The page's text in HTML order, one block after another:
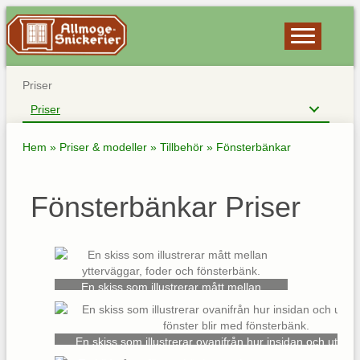
Priser
Priser
Hem » Priser & modeller » Tillbehör » Fönsterbänkar
Fönsterbänkar Priser
En skiss som illustrerar mått mellan
ytterväggar, foder och fönsterbänk.
En skiss som illustrerar ovanifrån hur insidan och